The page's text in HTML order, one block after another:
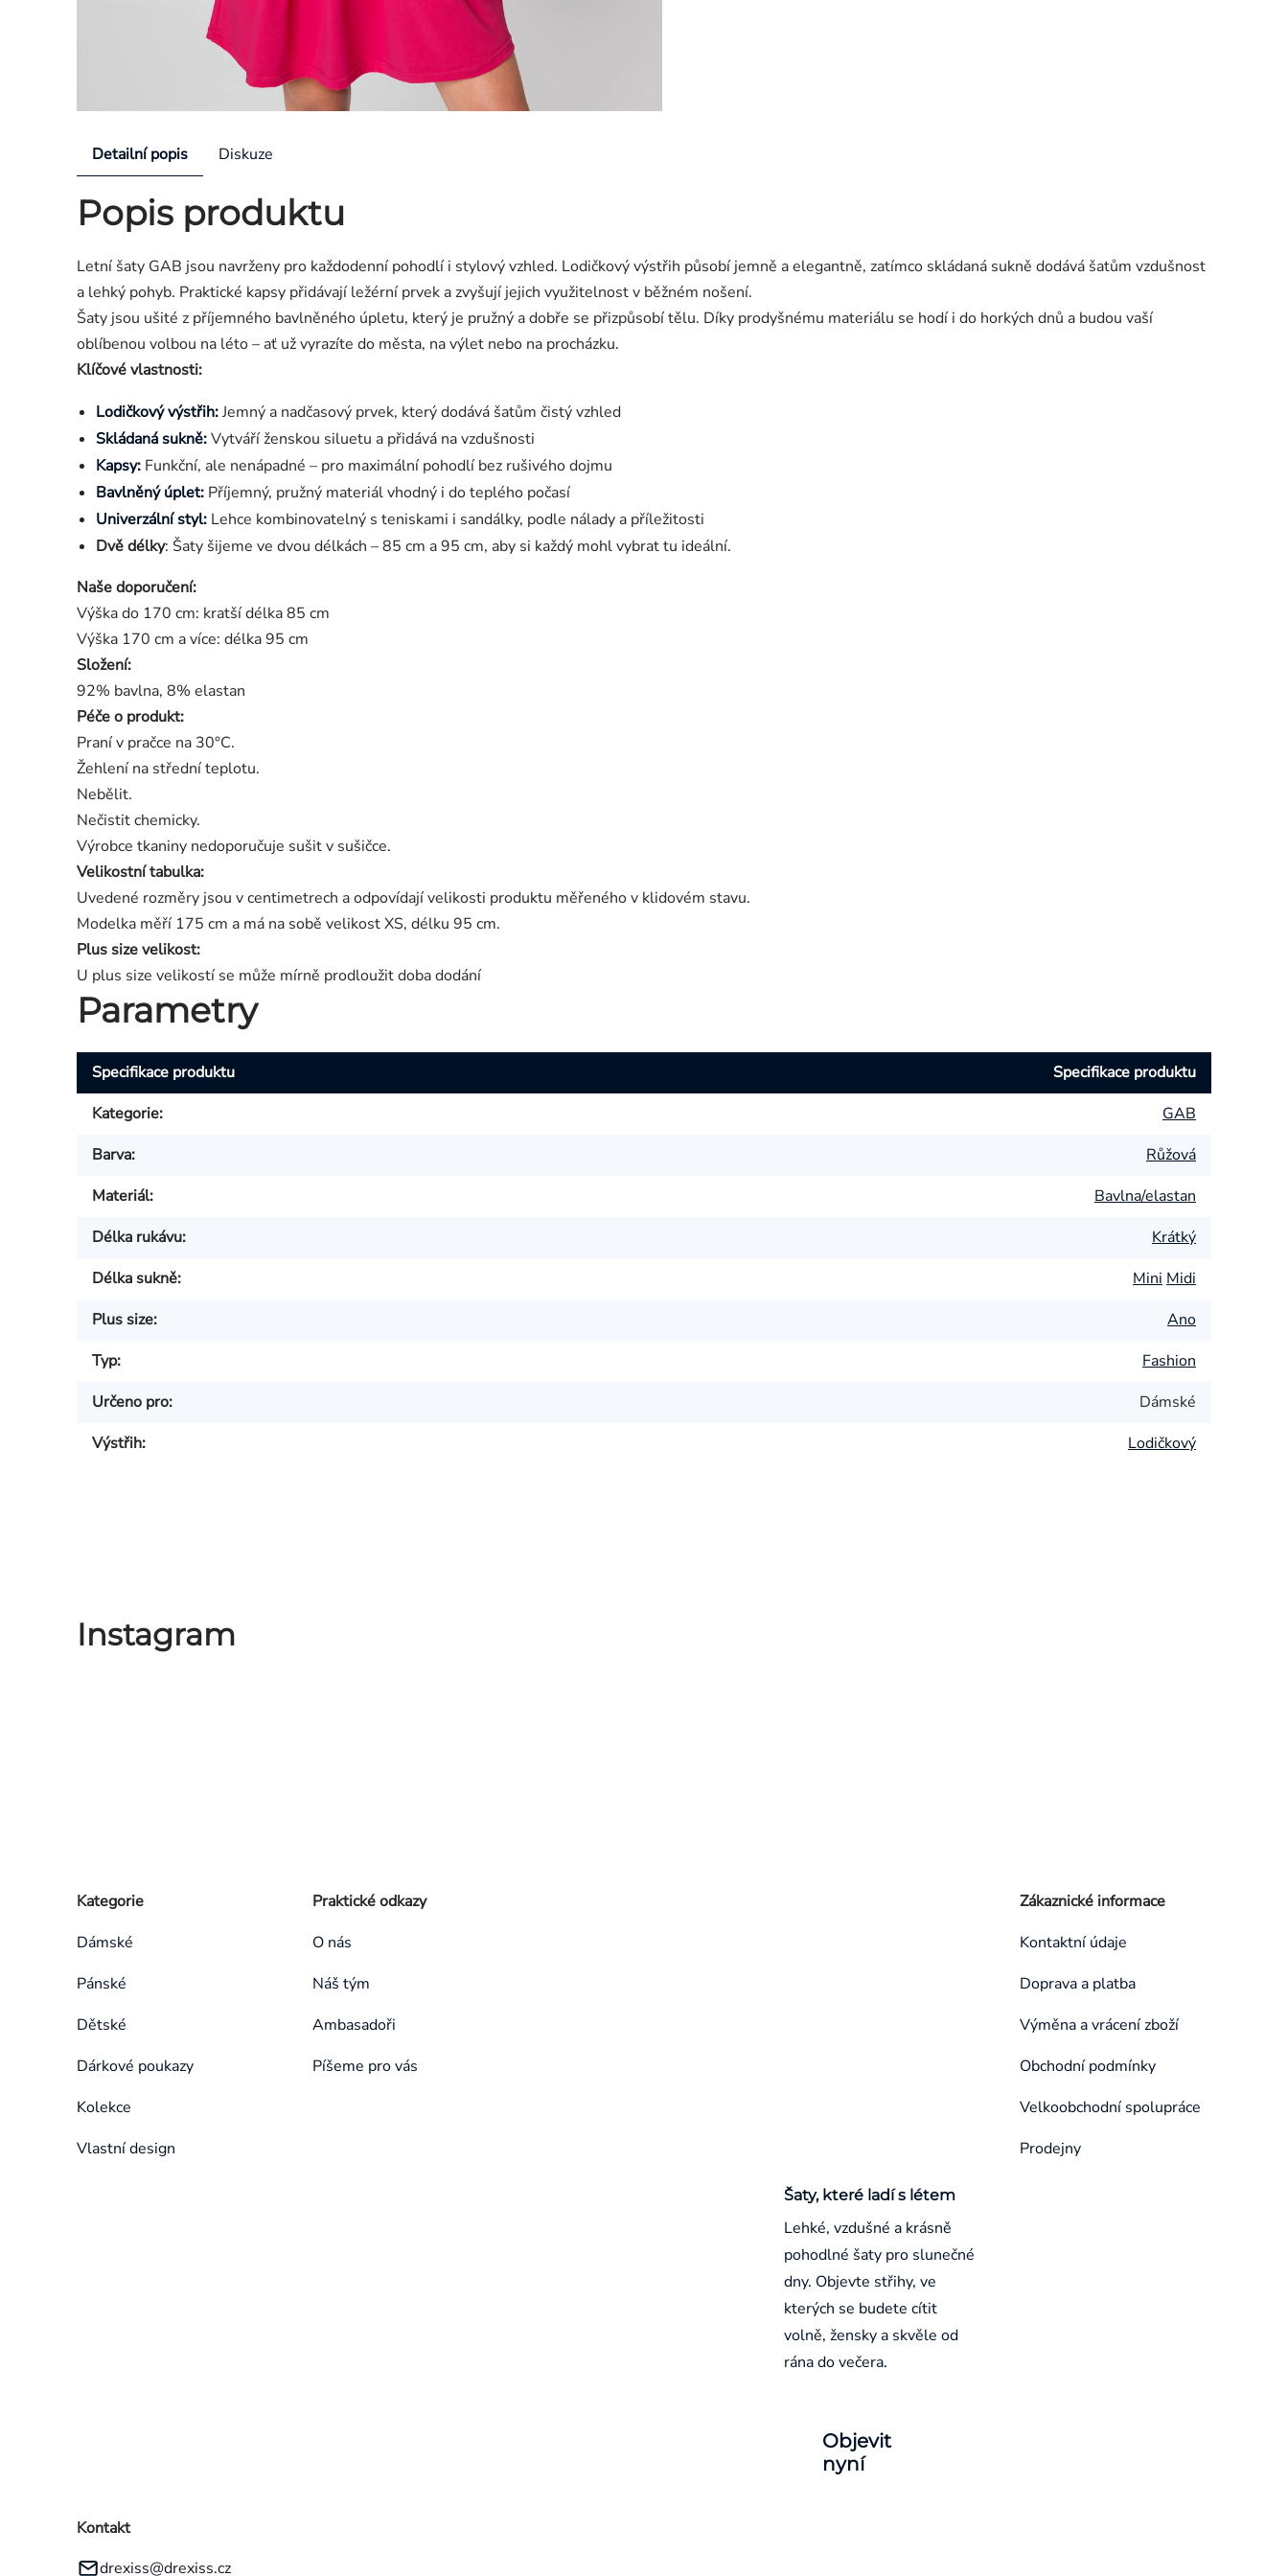
Detailní popis Diskuze
Popis produktu
Letní šaty GAB jsou navrženy pro každodenní pohodlí i stylový vzhled. Lodičkový výstřih působí jemně a elegantně, zatímco skládaná sukně dodává šatům vzdušnost
a lehký pohyb. Praktické kapsy přidávají ležérní prvek a zvyšují jejich využitelnost v běžném nošení.
Šaty jsou ušité z příjemného bavlněného úpletu, který je pružný a dobře se přizpůsobí tělu. Díky prodyšnému materiálu se hodí i do horkých dnů a budou vaší
oblíbenou volbou na léto – ať už vyrazíte do města, na výlet nebo na procházku.
Klíčové vlastnosti:
Lodičkový výstřih:Jemný a nadčasový prvek, který dodává šatům čistý vzhled
Skládaná sukně:Vytváří ženskou siluetu a přidává na vzdušnosti
Kapsy: Funkční, ale nenápadné – pro maximální pohodlí bez rušivého dojmu
Bavlněný úplet: Příjemný, pružný materiál vhodný i do teplého počasí
Univerzální styl: Lehce kombinovatelný s teniskami i sandálky, podle nálady a příležitosti
Dvě délky: Šaty šijeme ve dvou délkách – 85 cm a 95 cm, aby si každý mohl vybrat tu ideální.
Naše doporučení:
Výška do 170 cm: kratší délka 85 cm
Výška 170 cm a více: délka 95 cm
Složení:
92% bavlna, 8% elastan
Péče o produkt:
Praní v pračce na 30°C.
Žehlení na střední teplotu.
Nebělit.
Nečistit chemicky.
Výrobce tkaniny nedoporučuje sušit v sušičce.
Velikostní tabulka:
Uvedené rozměry jsou v centimetrech a odpovídají velikosti produktu měřeného v klidovém stavu.
Modelka měří 175 cm a má na sobě velikost XS, délku 95 cm.
Plus size velikost:
U plus size velikostí se může mírně prodloužit doba dodání
Parametry
Specifikace produktu
Specifikace produktu
Kategorie:
GAB
Barva:
Růžová
Materiál:
Bavlna/elastan
Délka rukávu:
Krátký
Délka sukně: Mini Midi
Plus size:
Ano
Typ:
Fashion
Určeno pro:
Dámské
Výstřih: Lodičkový
Instagram
kategorie
Kategorie
Dámské
Pánské
Dětské
Dárkové poukazy
Kolekce
Vlastní design
Praktické odkazy
O nás
Náš tým
Ambasadoři
Píšeme pro vás
Šaty, které ladí s létem
Lehké, vzdušné a krásně
pohodlné šaty pro slunečné
dny. Objevte střihy, ve
kterých se budete cítit
volně, žensky a skvěle od
rána do večera.
Objevit
nyní
Zákaznické informace
Kontaktní údaje
Doprava a platba
Výměna a vrácení zboží
Obchodní podmínky
Velkoobchodní spolupráce
Prodejny
Kontakt
drexiss@drexiss.cz